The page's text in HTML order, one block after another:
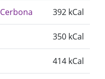
392 kCal
350 kCal
414 kCal